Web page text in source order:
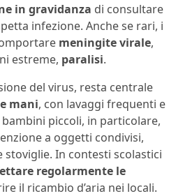
in gravidanza di consultare
infezione. Anche se rari, i
meningite virale,
estreme, paralisi.
del virus, resta centrale
mani, con lavaggi frequenti e
piccoli, in particolare,
a oggetti condivisi,
In contesti scolastici
regolarmente le
il ricambio d’aria nei locali.